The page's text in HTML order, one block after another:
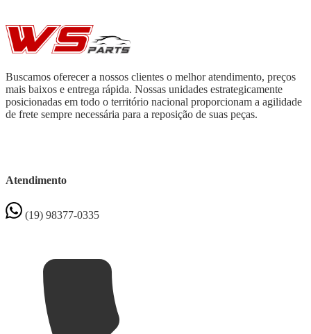
Buscamos oferecer a nossos clientes o melhor atendimento, preços
mais baixos e entrega rápida. Nossas unidades estrategicamente
posicionadas em todo o território nacional proporcionam a agilidade
de frete sempre necessária para a reposição de suas peças.
Atendimento
(19) 98377-0335